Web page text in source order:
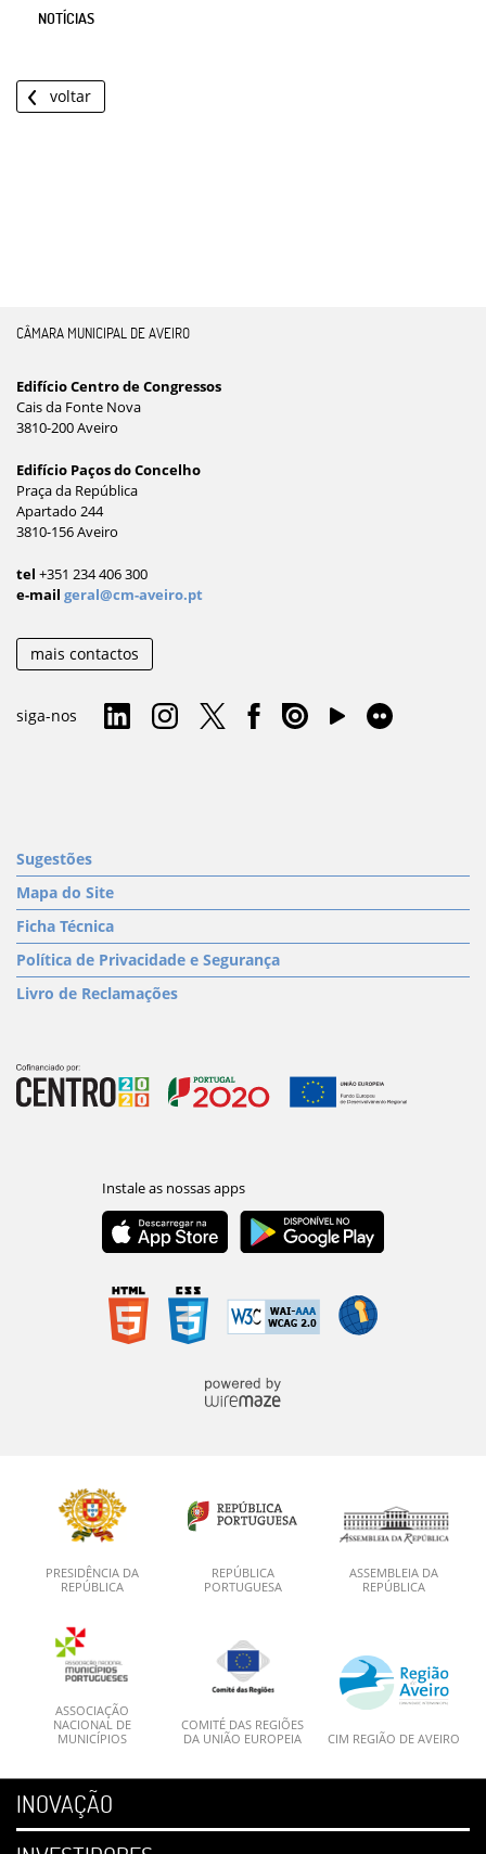
NOTÍCIAS
voltar
CÂMARA MUNICIPAL DE AVEIRO
Edifício Centro de Congressos
Cais da Fonte Nova
3810-200 Aveiro
Edifício Paços do Concelho
Praça da República
Apartado 244
3810-156 Aveiro
tel +351 234 406 300
e-mail geral@cm-aveiro.pt
mais contactos
siga-nos
Sugestões
Mapa do Site
Ficha Técnica
Política de Privacidade e Segurança
Livro de Reclamações
PRESIDÊNCIA DA
REPÚBLICA
REPÚBLICA
PORTUGUESA
ASSEMBLEIA DA
REPÚBLICA
ASSOCIAÇÃO
NACIONAL DE
MUNICÍPIOS
COMITÉ DAS REGIÕES
DA UNIÃO EUROPEIA
CIM REGIÃO DE AVEIRO
INOVAÇÃO